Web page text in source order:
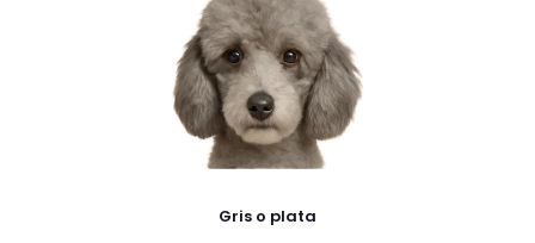
Gris o plata